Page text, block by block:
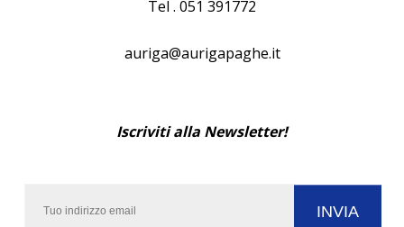
Tel . 051 391772
auriga@aurigapaghe.it
Iscriviti alla Newsletter!